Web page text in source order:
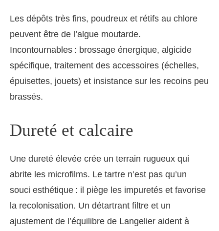
Les dépôts très fins, poudreux et rétifs au chlore
peuvent être de l’algue moutarde.
Incontournables : brossage énergique, algicide
spécifique, traitement des accessoires (échelles,
épuisettes, jouets) et insistance sur les recoins peu
brassés.
Dureté et calcaire
Une dureté élevée crée un terrain rugueux qui
abrite les microfilms. Le tartre n’est pas qu’un
souci esthétique : il piège les impuretés et favorise
la recolonisation. Un détartrant filtre et un
ajustement de l’équilibre de Langelier aident à